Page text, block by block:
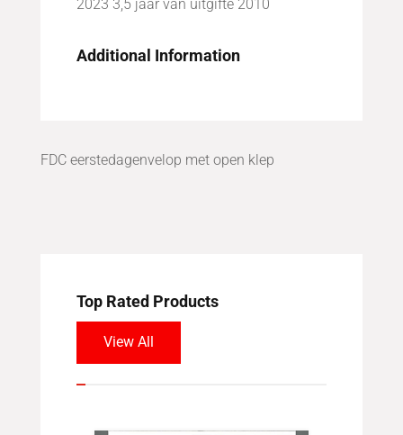
2023 3,5 jaar van uitgifte 2010
Additional Information
FDC eerstedagenvelop met open klep
Top Rated Products
View All